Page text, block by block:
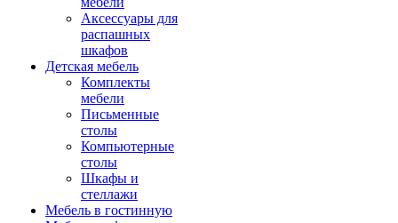
Аксессуары для
распашных
шкафов
Детская мебель
Комплекты
мебели
Письменные
столы
Компьютерные
столы
Шкафы и
стеллажи
Мебель в гостинную